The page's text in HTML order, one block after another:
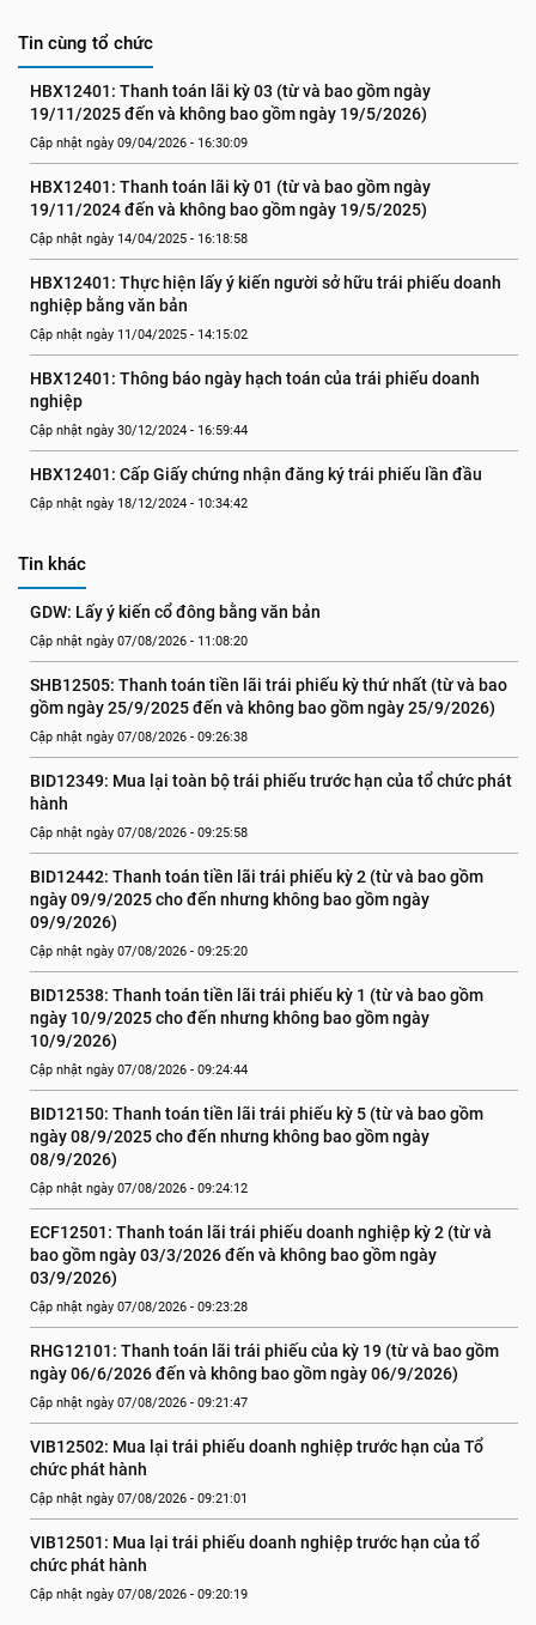
Tin cùng tổ chức
HBX12401: Thanh toán lãi kỳ 03 (từ và bao gồm ngày
19/11/2025 đến và không bao gồm ngày 19/5/2026)
Cập nhật ngày 09/04/2026 - 16:30:09
HBX12401: Thanh toán lãi kỳ 01 (từ và bao gồm ngày
19/11/2024 đến và không bao gồm ngày 19/5/2025)
Cập nhật ngày 14/04/2025 - 16:18:58
HBX12401: Thực hiện lấy ý kiến người sở hữu trái phiếu doanh
nghiệp bằng văn bản
Cập nhật ngày 11/04/2025 - 14:15:02
HBX12401: Thông báo ngày hạch toán của trái phiếu doanh
nghiệp
Cập nhật ngày 30/12/2024 - 16:59:44
HBX12401: Cấp Giấy chứng nhận đăng ký trái phiếu lần đầu
Cập nhật ngày 18/12/2024 - 10:34:42
Tin khác
GDW: Lấy ý kiến cổ đông bằng văn bản
Cập nhật ngày 07/08/2026 - 11:08:20
SHB12505: Thanh toán tiền lãi trái phiếu kỳ thứ nhất (từ và bao
gồm ngày 25/9/2025 đến và không bao gồm ngày 25/9/2026)
Cập nhật ngày 07/08/2026 - 09:26:38
BID12349: Mua lại toàn bộ trái phiếu trước hạn của tổ chức phát
hành
Cập nhật ngày 07/08/2026 - 09:25:58
BID12442: Thanh toán tiền lãi trái phiếu kỳ 2 (từ và bao gồm
ngày 09/9/2025 cho đến nhưng không bao gồm ngày
09/9/2026)
Cập nhật ngày 07/08/2026 - 09:25:20
BID12538: Thanh toán tiền lãi trái phiếu kỳ 1 (từ và bao gồm
ngày 10/9/2025 cho đến nhưng không bao gồm ngày
10/9/2026)
Cập nhật ngày 07/08/2026 - 09:24:44
BID12150: Thanh toán tiền lãi trái phiếu kỳ 5 (từ và bao gồm
ngày 08/9/2025 cho đến nhưng không bao gồm ngày
08/9/2026)
Cập nhật ngày 07/08/2026 - 09:24:12
ECF12501: Thanh toán lãi trái phiếu doanh nghiệp kỳ 2 (từ và
bao gồm ngày 03/3/2026 đến và không bao gồm ngày
03/9/2026)
Cập nhật ngày 07/08/2026 - 09:23:28
RHG12101: Thanh toán lãi trái phiếu của kỳ 19 (từ và bao gồm
ngày 06/6/2026 đến và không bao gồm ngày 06/9/2026)
Cập nhật ngày 07/08/2026 - 09:21:47
VIB12502: Mua lại trái phiếu doanh nghiệp trước hạn của Tổ
chức phát hành
Cập nhật ngày 07/08/2026 - 09:21:01
VIB12501: Mua lại trái phiếu doanh nghiệp trước hạn của tổ
chức phát hành
Cập nhật ngày 07/08/2026 - 09:20:19